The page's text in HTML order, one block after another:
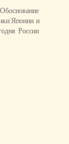
Японии и
России